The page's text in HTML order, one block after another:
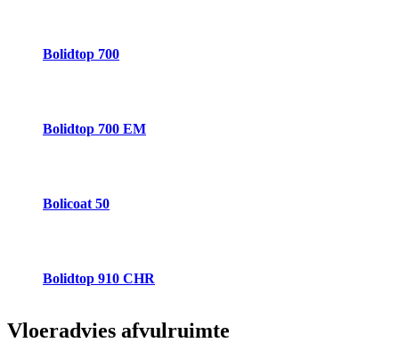
Bolidtop 700
Bolidtop 700 EM
Bolicoat 50
Bolidtop 910 CHR
Vloeradvies afvulruimte